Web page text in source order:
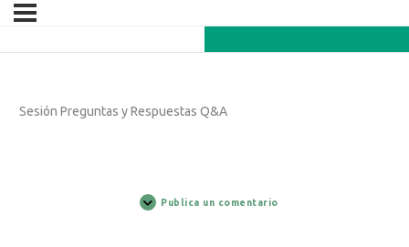
Sesión Preguntas y Respuestas Q&A
Publica un comentario